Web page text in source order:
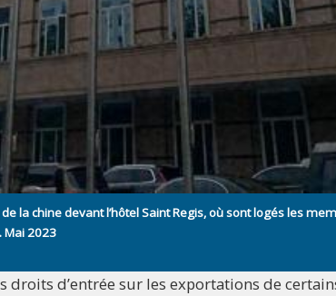
la chine devant l’hôtel Saint Regis, où sont logés les
Mai 2023
droits d’entrée sur les exportations de